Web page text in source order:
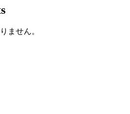
ません。